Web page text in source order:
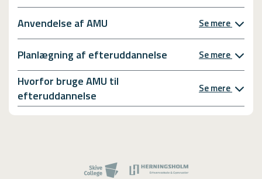
Anvendelse af AMU Se mere
Planlægning af efteruddannelse Se mere
Hvorfor bruge AMU til
efteruddannelse
Se mere